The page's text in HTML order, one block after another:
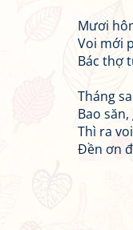
Mươi
Voi mới
Bác thợ
Tháng
Bao
Thì ra
Đền ơn